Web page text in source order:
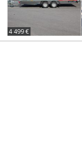
4 499 €